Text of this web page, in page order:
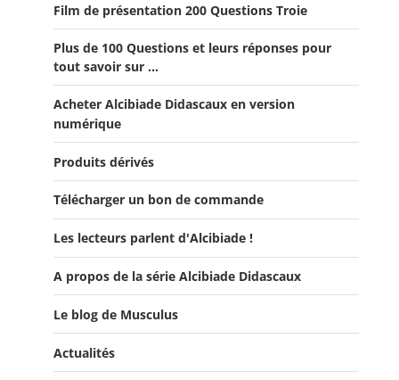
Offre Spéciale Latinistes
Offre Spéciale “De la fin de la République romaine à la
fondation de l’Empire”
Offre Collection complète Alcibiade Didascaux
Film de présentation 200 Questions Troie
Plus de 100 Questions et leurs réponses pour
tout savoir sur ...
Acheter Alcibiade Didascaux en version
numérique
Produits dérivés
Télécharger un bon de commande
Les lecteurs parlent d'Alcibiade !
Les lecteurs en parlent - Livre d'0r
Flipbook Exposé Alcibiade Didascaux
A propos de la série Alcibiade Didascaux
Le blog de Musculus
Actualités